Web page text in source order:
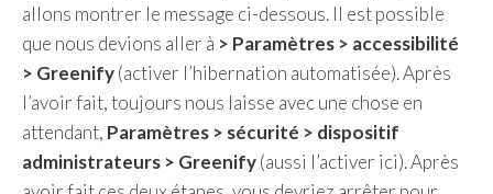
allons montrer le message ci-dessous. Il est possible
que nous devions aller à > Paramètres > accessibilité
> Greenify(activer l’hibernation automatisée). Après
l’avoir fait, toujours nous laisse avec une chose en
attendant, Paramètres > sécurité > dispositif
administrateurs > Greenify(aussi l’activer ici). Après